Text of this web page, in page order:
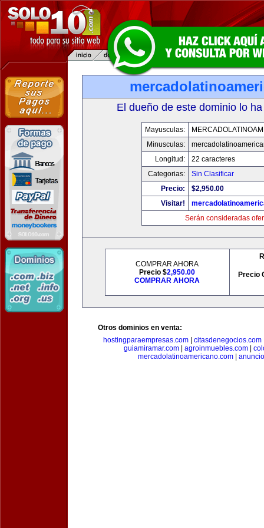
El dueño de este dominio lo
Mayusculas:
Minusculas:
Longitud:
22 caracteres
Categorias:
Sin Clasificar
Precio:
$2,950.00
Visitar!
Serán consideradas
COMPRAR AHORA
Precio $2,950.00
COMPRAR AHORA
Precio
Otros dominios en venta:
hostingparaempresas.com| citasdenegocios.com
guiamiramar.com| agroinmuebles.com|
mercadolatinoamericano.com|